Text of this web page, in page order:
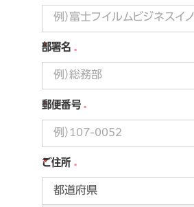
*
部署名
*
郵便番号
*
ご住所